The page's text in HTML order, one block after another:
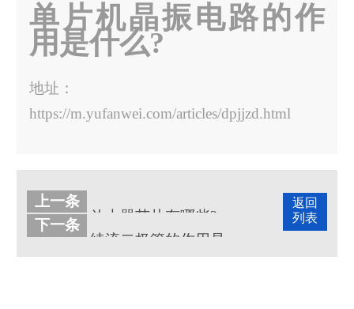
单片机晶振电路的作
用是什么?
地址：
https://m.yufanwei.com/articles/dpjjzd.html
返回
列表
上一条
放大器芯片有哪些?
下一条